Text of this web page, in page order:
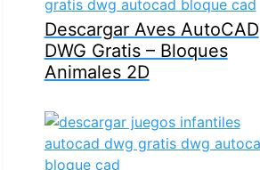
Descargar Aves AutoCAD
DWG Gratis – Bloques
Animales 2D